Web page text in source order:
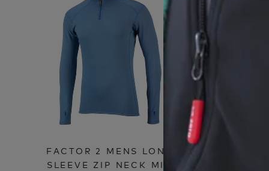
FACTOR 2 MENS LONG
SLEEVE ZIP NECK MID